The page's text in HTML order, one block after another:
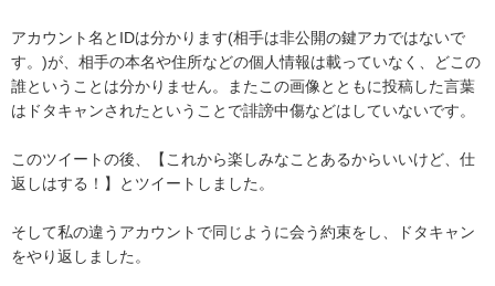
アカウント名とIDは分かります(相手は非公開の鍵アカではないで
す。)が、相手の本名や住所などの個人情報は載っていなく、どこの
誰ということは分かりません。またこの画像とともに投稿した言葉
はドタキャンされたということで誹謗中傷などはしていないです。
このツイートの後、【これから楽しみなことあるからいいけど、仕
返しはする！】とツイートしました。
そして私の違うアカウントで同じように会う約束をし、ドタキャン
をやり返しました。